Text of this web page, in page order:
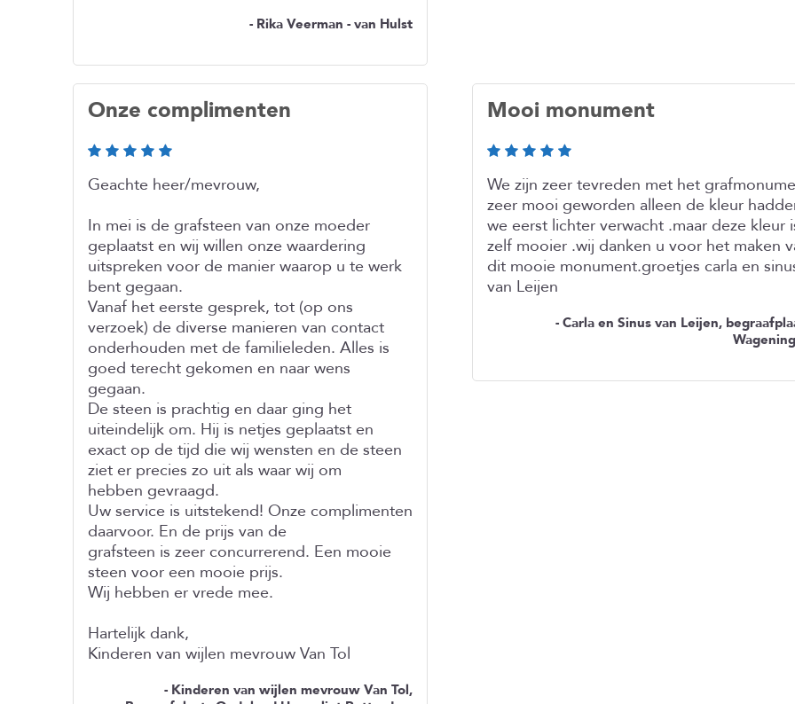
- Rika Veerman - van Hulst
Onze complimenten
Geachte heer/mevrouw,
In mei is de grafsteen van onze moeder
geplaatst en wij willen onze waardering
uitspreken voor de manier waarop u te werk
bent gegaan.
Vanaf het eerste gesprek, tot (op ons
verzoek) de diverse manieren van contact
onderhouden met de familieleden. Alles is
goed terecht gekomen en naar wens
gegaan.
De steen is prachtig en daar ging het
uiteindelijk om. Hij is netjes geplaatst en
exact op de tijd die wij wensten en de steen
ziet er precies zo uit als waar wij om
hebben gevraagd.
Uw service is uitstekend! Onze complimenten
daarvoor. En de prijs van de
grafsteen is zeer concurrerend. Een mooie
steen voor een mooie prijs.
Wij hebben er vrede mee.
Hartelijk dank,
Kinderen van wijlen mevrouw Van Tol
- Kinderen van wijlen mevrouw Van Tol,
Mooi monument
We zijn zeer tevreden met het
zeer mooi geworden alleen de kleur
we eerst lichter verwacht .maar deze kleur
zelf mooier .wij danken u voor het maken
dit mooie monument.groetjes carla en
van Leijen
- Carla en Sinus van Leijen,